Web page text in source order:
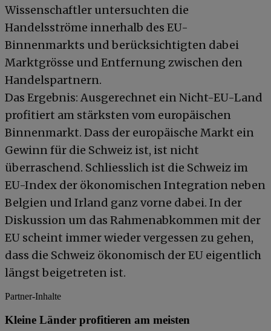
Wissenschaftler untersuchten die
Handelsströme innerhalb des EU-
Binnenmarkts und berücksichtigten dabei
Marktgrösse und Entfernung zwischen den
Handelspartnern.
Das Ergebnis: Ausgerechnet ein Nicht-EU-Land
profitiert am stärksten vom europäischen
Binnenmarkt. Dass der europäische Markt ein
Gewinn für die Schweiz ist, ist nicht
überraschend. Schliesslich ist die Schweiz im
EU-Index der ökonomischen Integration neben
Belgien und Irland ganz vorne dabei. In der
Diskussion um das Rahmenabkommen mit der
EU scheint immer wieder vergessen zu gehen,
dass die Schweiz ökonomisch der EU eigentlich
längst beigetreten ist.
Partner-Inhalte
Kleine Länder profitieren am meisten